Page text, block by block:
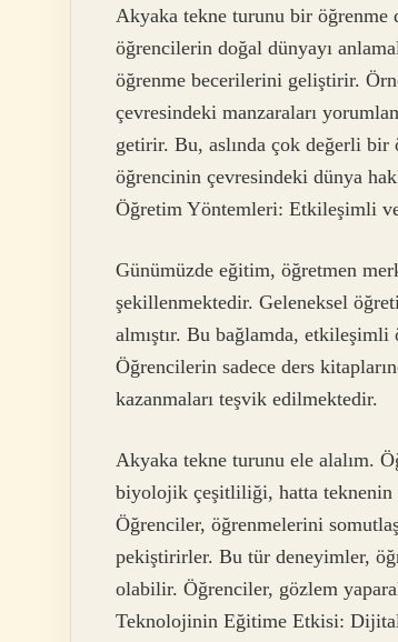
Akyaka tekne turunu bir öğrenme
öğrencilerin doğal dünyayı
öğrenme becerilerini geliştirir.
çevresindeki manzaraları
getirir. Bu, aslında çok değerli
öğrencinin çevresindeki dünya
Öğretim Yöntemleri: Etkileşimli
Günümüzde eğitim, öğretmen
şekillenmektedir. Geleneksel
almıştır. Bu bağlamda,
Öğrencilerin sadece ders
kazanmaları teşvik edilmektedir.
Akyaka tekne turunu ele alalım.
biyolojik çeşitliliği, hatta teknenin
Öğrenciler, öğrenmelerini
pekiştirirler. Bu tür deneyimler,
olabilir. Öğrenciler, gözlem
Teknolojinin Eğitime Etkisi: